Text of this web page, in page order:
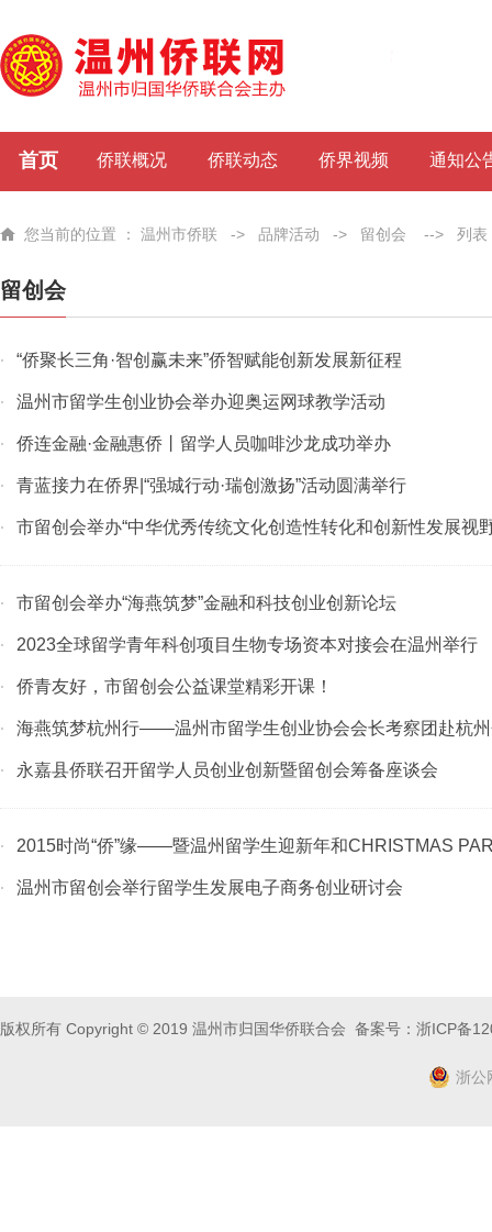
首页 侨联概况 侨联动态 侨界视频 通知公
您当前的位置 ： 温州市侨联 -> 品牌活动 -> 留创会 --> 列表
留创会
· “侨聚长三角·智创赢未来”侨智赋能创新发展新征程
· 温州市留学生创业协会举办迎奥运网球教学活动
· 侨连金融·金融惠侨丨留学人员咖啡沙龙成功举办
· 青蓝接力在侨界|“强城行动·瑞创激扬”活动圆满举行
· 市留创会举办“中华优秀传统文化创造性转化和创新性发展视
· 市留创会举办“海燕筑梦”金融和科技创业创新论坛
· 2023全球留学青年科创项目生物专场资本对接会在温州举行
· 侨青友好，市留创会公益课堂精彩开课！
· 海燕筑梦杭州行——温州市留学生创业协会会长考察团赴杭
· 永嘉县侨联召开留学人员创业创新暨留创会筹备座谈会
· 2015时尚“侨”缘——暨温州留学生迎新年和CHRISTMAS
· 温州市留创会举行留学生发展电子商务创业研讨会
版权所有 Copyright © 2019 温州市归国华侨联合会 备案号： 浙ICP备
浙公